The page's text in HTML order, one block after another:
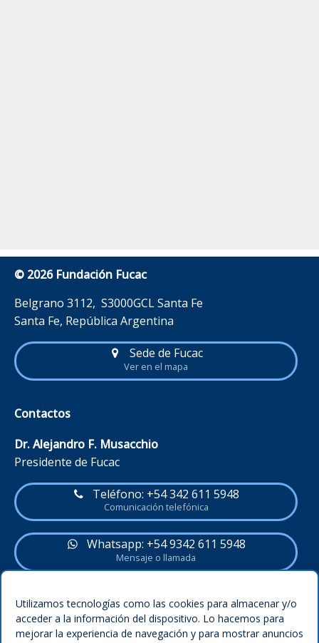
Utilizamos tecnologías como las cookies para almacenar y/o
acceder a la información del dispositivo. Lo hacemos para
mejorar la experiencia de navegación y para mostrar anuncios
© 2026 Fundación Fucac
Belgrano 3112, S3000GCL Santa Fe
Santa Fe, República Argentina
Sede de Fucac
Ver en el mapa
Contactos
Dr. Alejandro F. Musacchio
Presidente de Fucac
Teléfono: +54 342 611 5948
Comunicación telefónica
Whatsapp: +54 9342 611 5948
Mensaje o llamada
Política del sitio
Legal